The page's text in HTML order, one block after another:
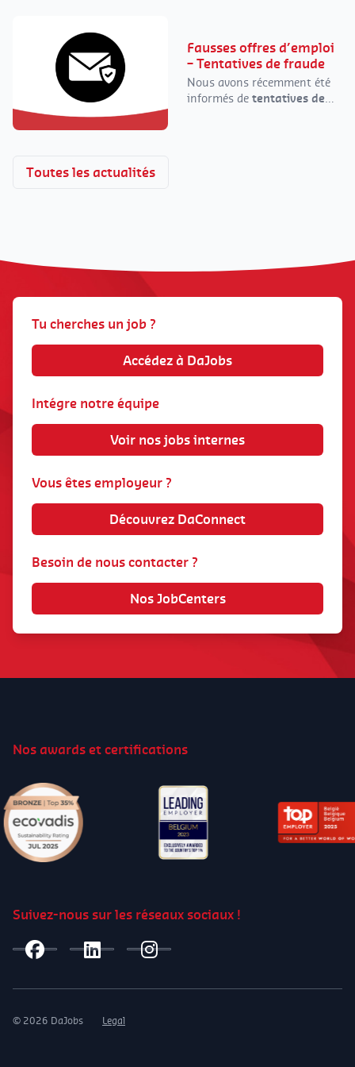
Fausses offres d’emploi
– Tentatives de fraude
Nous avons récemment été
informés de tentatives de
Toutes les actualités
Tu cherches un job ?
Accédez à DaJobs
Intégre notre équipe
Voir nos jobs internes
Vous êtes employeur ?
Découvrez DaConnect
Besoin de nous contacter ?
Nos JobCenters
Nos awards et certifications
Suivez-nous sur les réseaux sociaux !
© 2026 DaJobs Legal